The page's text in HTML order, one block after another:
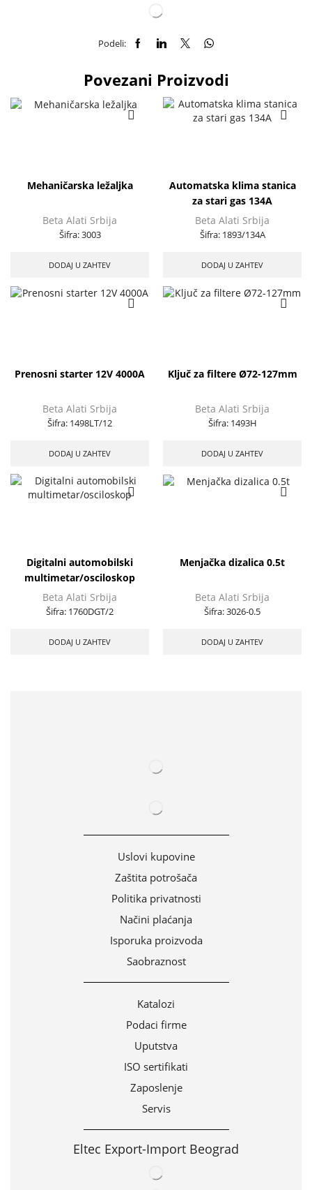
Podeli:
Povezani Proizvodi
Mehaničarska ležaljka
Beta Alati Srbija
Šifra:3003
DODAJ U ZAHTEV
Automatska klima stanica
za stari gas 134A
Beta Alati Srbija
Šifra: 1893/134A
DODAJ U ZAHTEV
Prenosni starter 12V 4000A
Beta Alati Srbija
Šifra: 1498LT/12
DODAJ U ZAHTEV
Ključ za filtere Ø72-127mm
Beta Alati Srbija
Šifra: 1493H
DODAJ U ZAHTEV
Digitalni automobilski
multimetar/osciloskop
Beta Alati Srbija
Šifra: 1760DGT/2
DODAJ U ZAHTEV
Menjačka dizalica 0.5t
Beta Alati Srbija
Šifra:3026-0.5
DODAJ U ZAHTEV
Uslovi kupovine
Zaštita potrošača
Politika privatnosti
Načini plaćanja
Isporuka proizvoda
Saobraznost
Katalozi
Podaci firme
Uputstva
ISO sertifikati
Zaposlenje
Servis
Eltec Export-Import Beograd